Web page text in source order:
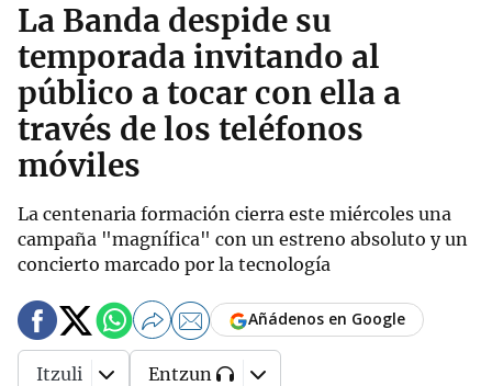
La Banda despide su
temporada invitando al
público a tocar con ella a
través de los teléfonos
móviles
La centenaria formación cierra este miércoles una
campaña "magnífica" con un estreno absoluto y un
concierto marcado por la tecnología
Añádenos en Google
Itzuli Entzun